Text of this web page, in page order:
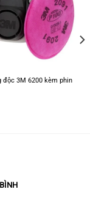
độc 3M 6200 kèm phin